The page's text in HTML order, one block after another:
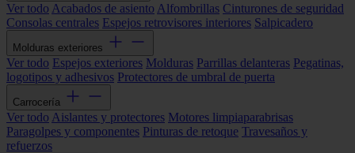
Ver todo Acabados de asiento Alfombrillas Cinturones de seguridad
Consolas centrales Espejos retrovisores interiores Salpicadero
Molduras exteriores
Ver todo Espejos exteriores Molduras Parrillas delanteras Pegatinas,
logotipos y adhesivos Protectores de umbral de puerta
Carrocería
Ver todo Aislantes y protectores Motores limpiaparabrisas
Paragolpes y componentes Pinturas de retoque Travesaños y
refuerzos